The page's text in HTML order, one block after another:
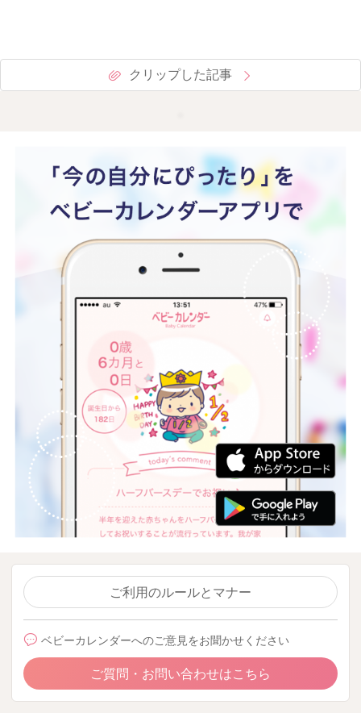
クリップした記事
ご利用のルールとマナー
ベビーカレンダーへのご意見をお聞かせください
ご質問・お問い合わせはこちら